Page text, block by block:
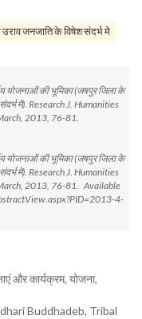
जनजाति के विषेश संदर्भ मे
योजनाओं की भूमिका (जषपुर जिला के
मे). Research J. Humanities
2013, 76-81.
योजनाओं की भूमिका (जषपुर जिला के
मे). Research J. Humanities
2013, 76-81. Available
4-
और कार्यक्रम, योजना,
Buddhadeb, Tribal